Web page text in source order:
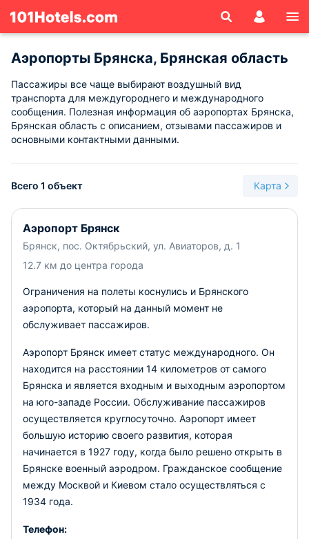
Аэропорты Брянска, Брянская область
Пассажиры все чаще выбирают воздушный вид
транспорта для междугороднего и международного
сообщения. Полезная информация об аэропортах Брянска,
Брянская область с описанием, отзывами пассажиров и
основными контактными данными.
Всего 1 объект Карта
Аэропорт Брянск
Брянск, пос. Октябрьский, ул. Авиаторов, д. 1
12.7 км до центра города
Ограничения на полеты коснулись и Брянского
аэропорта, который на данный момент не
обслуживает пассажиров.
Аэропорт Брянск имеет статус международного. Он
находится на расстоянии 14 километров от самого
Брянска и является входным и выходным аэропортом
на юго-западе России. Обслуживание пассажиров
осуществляется круглосуточно. Аэропорт имеет
большую историю своего развития, которая
начинается в 1927 году, когда было решено открыть в
Брянске военный аэродром. Гражданское сообщение
между Москвой и Киевом стало осуществляться с
1934 года.
Телефон: